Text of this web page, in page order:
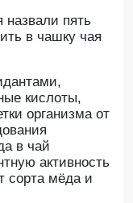
пять
в чашку чая
кислоты,
организма от
в чай
активность
сорта мёда и